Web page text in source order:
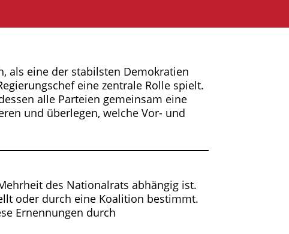
als eine der stabilsten Demokratien
eine zentrale Rolle spielt.
alle Parteien gemeinsam eine
und überlegen, welche Vor- und
des Nationalrats abhängig ist.
oder durch eine Koalition bestimmt.
Ernennungen durch